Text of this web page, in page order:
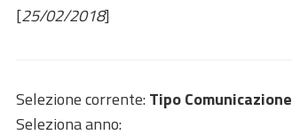
[25/02/2018]
Selezione corrente: Tipo Comunicazione
Seleziona anno: